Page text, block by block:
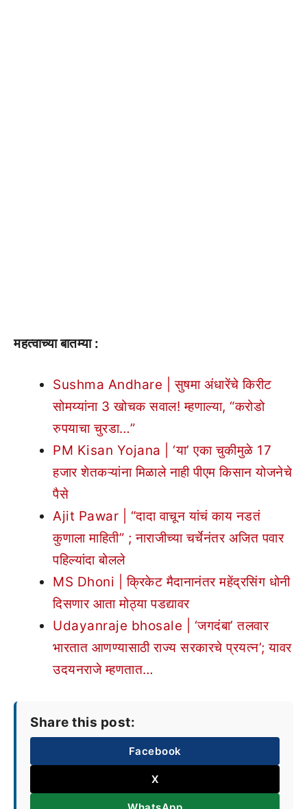
महत्वाच्या बातम्या :
Sushma Andhare | सुषमा अंधारेंचे किरीट
सोमय्यांना 3 खोचक सवाल! म्हणाल्या, “करोडो
रुपयाचा चुरडा…”
PM Kisan Yojana | ‘या’ एका चुकीमुळे 17
हजार शेतकऱ्यांना मिळाले नाही पीएम किसान योजनेचे
पैसे
Ajit Pawar | “दादा वाचून यांचं काय नडतं
कुणाला माहिती” ; नाराजीच्या चर्चेनंतर अजित पवार
पहिल्यांदा बोलले
MS Dhoni | क्रिकेट मैदानानंतर महेंद्रसिंग धोनी
दिसणार आता मोठ्या पडद्यावर
Udayanraje bhosale | ‘जगदंबा’ तलवार
भारतात आणण्यासाठी राज्य सरकारचे प्रयत्न’; यावर
उदयनराजे म्हणतात…
Share this post:
Facebook
X